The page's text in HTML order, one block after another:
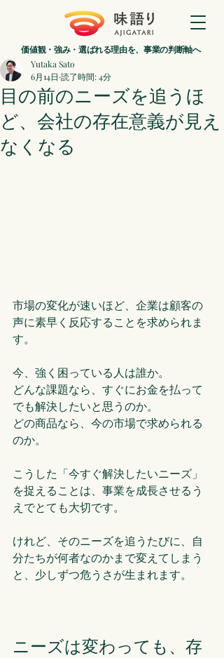
価値観・強み・選ばれる理由を、事業の判断軸へ
目の前のニーズを追うほ
ど、会社の存在意義が見え
なくなる
Yutaka Sato
6月14日 読了時間: 4分
市場の変化が速いほど、企業は顧客の
声に素早く反応することを求められま
す。
今、強く困っている人は誰か。
どんな課題なら、すぐにお金を払って
でも解決したいと思うのか。
どの商品なら、今の市場で求められる
のか。
こうした「今すぐ解決したいニーズ」
を捉えることは、事業を成長させるう
えでとても大切です。
けれど、そのニーズを追うたびに、自
分たちが何者なのかまで変えてしまう
と、少しずつ危うさが生まれます。
ニーズは変わっても、存